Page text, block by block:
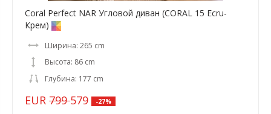
Coral Perfect NAR Угловой диван (CORAL 15 Ecru-
Крем)
Ширина: 265 cm
Высота: 86 cm
Глубина: 177 cm
EUR 799579 -27%